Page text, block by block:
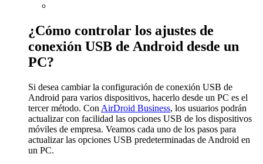
¿Cómo controlar los ajustes de
conexión USB de Android desde un
PC?
Si desea cambiar la configuración de conexión USB de
Android para varios dispositivos, hacerlo desde un PC es el
tercer método. Con AirDroid Business, los usuarios podrán
actualizar con facilidad las opciones USB de los dispositivos
móviles de empresa. Veamos cada uno de los pasos para
actualizar las opciones USB predeterminadas de Android en
un PC.